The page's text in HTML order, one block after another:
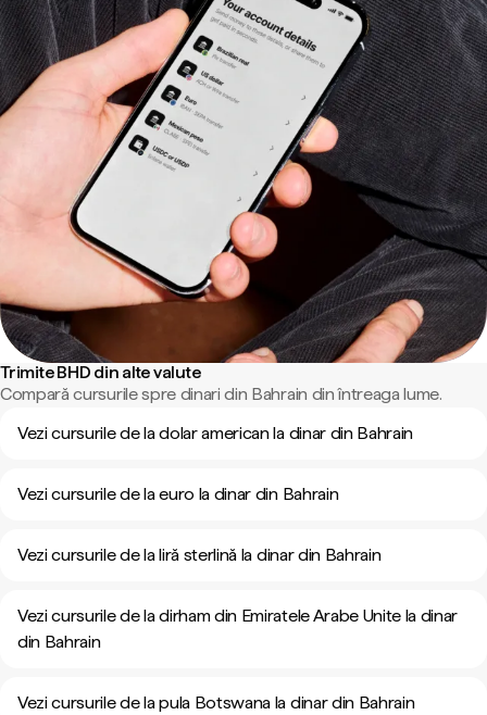
Trimite BHD din alte valute
Compară cursurile spre dinari din Bahrain din întreaga lume.
Vezi cursurile de la dolar american la dinar din Bahrain
Vezi cursurile de la euro la dinar din Bahrain
Vezi cursurile de la liră sterlină la dinar din Bahrain
Vezi cursurile de la dirham din Emiratele Arabe Unite la dinar
din Bahrain
Vezi cursurile de la pula Botswana la dinar din Bahrain